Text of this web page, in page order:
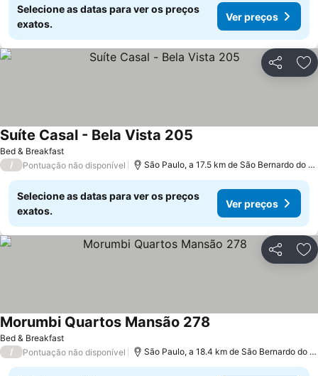
Selecione as datas para ver os preços
exatos.
Ver preços
Partilhar
Bed & Breakfast
Suíte Casal - Bela Vista 205
/ Pontuação não disponível São Paulo, a 17.5 km de São Bernardo do Campo
Selecione as datas para ver os preços
exatos.
Ver preços
Partilhar
Bed & Breakfast
Morumbi Quartos Mansão 278
/ Pontuação não disponível São Paulo, a 18.4 km de São Bernardo do Campo